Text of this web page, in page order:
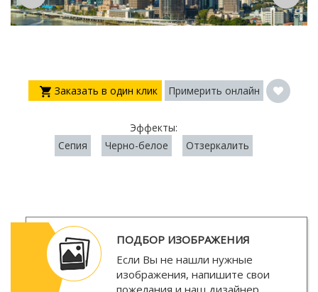
Заказать в один клик Примерить онлайн
Эффекты:
Сепия
Черно-белое Отзеркалить
ПОДБОР ИЗОБРАЖЕНИЯ
Если Вы не нашли нужные
изображения, напишите свои
пожелания и наш дизайнер